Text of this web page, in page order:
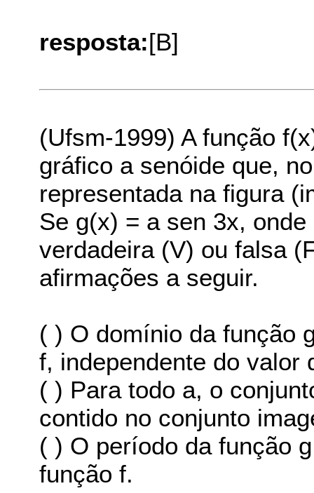
resposta:[B]
(Ufsm-1999) A função
gráfico a senóide que,
representada na figura
Se g(x) = a sen 3x,
verdadeira (V) ou falsa
afirmações a seguir.
( ) O domínio da função
f, independente do valor
( ) Para todo a, o
contido no conjunto
( ) O período da função
função f.